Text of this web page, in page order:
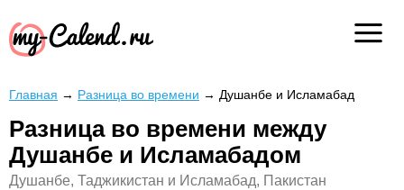
Главная → Разница во времени → Душанбе и Исламабад
Разница во времени между
Душанбе и Исламабадом
Душанбе, Таджикистан и Исламабад, Пакистан